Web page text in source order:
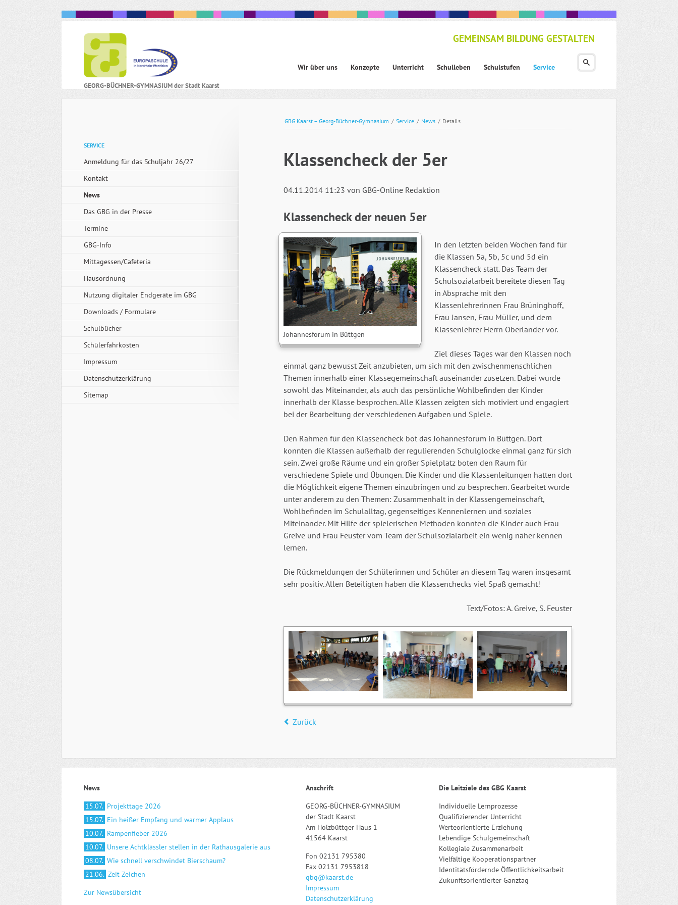
GEORG-BÜCHNER-GYMNASIUM der Stadt Kaarst
Navigation
Wir über uns Konzepte Unterricht Schulleben Schulstufen Service
Navigation
GEMEINSAM BILDUNG GESTALTEN
GBG Kaarst – Georg-Büchner-Gymnasium / Service / News / Details
Klassencheck der 5er
04.11.2014 11:23 von GBG-Online Redaktion
Klassencheck der neuen 5er
Johannesforum in Büttgen
In den letzten beiden Wochen fand für
die Klassen 5a, 5b, 5c und 5d ein
Klassencheck statt. Das Team der
Schulsozialarbeit bereitete diesen Tag
in Absprache mit den
Klassenlehrerinnen Frau Brüninghoff,
Frau Jansen, Frau Müller, und dem
Klassenlehrer Herrn Oberländer vor.
Ziel dieses Tages war den Klassen noch
einmal ganz bewusst Zeit anzubieten, um sich mit den zwischenmenschlichen
Themen innerhalb einer Klassegemeinschaft auseinander zusetzen. Dabei wurde
sowohl das Miteinander, als auch das persönliche Wohlbefinden der Kinder
innerhalb der Klasse besprochen. Alle Klassen zeigten sich motiviert und engagiert
bei der Bearbeitung der verschiedenen Aufgaben und Spiele.
Den Rahmen für den Klassencheck bot das Johannesforum in Büttgen. Dort
konnten die Klassen außerhalb der regulierenden Schulglocke einmal ganz für sich
sein. Zwei große Räume und ein großer Spielplatz boten den Raum für
verschiedene Spiele und Übungen. Die Kinder und die Klassenleitungen hatten dort
die Möglichkeit eigene Themen einzubringen und zu besprechen. Gearbeitet wurde
unter anderem zu den Themen: Zusammenhalt in der Klassengemeinschaft,
Wohlbefinden im Schulalltag, gegenseitiges Kennenlernen und soziales
Miteinander. Mit Hilfe der spielerischen Methoden konnten die Kinder auch Frau
Greive und Frau Feuster vom Team der Schulsozialarbeit ein wenig näher kennen
lernen.
Die Rückmeldungen der Schülerinnen und Schüler an diesem Tag waren insgesamt
sehr positiv. Allen Beteiligten haben die Klassenchecks viel Spaß gemacht!
Text/Fotos: A. Greive, S. Feuster
Zurück
Navigation
SERVICE
Anmeldung für das Schuljahr 26/27
Kontakt
News
Das GBG in der Presse
Termine
GBG-Info
Mittagessen/Cafeteria
Hausordnung
Nutzung digitaler Endgeräte im GBG
Downloads / Formulare
Schulbücher
Schülerfahrkosten
Impressum
Datenschutzerklärung
Sitemap
News
15.07. Projekttage 2026
15.07. Ein heißer Empfang und warmer Applaus
10.07. Rampenfieber 2026
10.07. Unsere Achtklässler stellen in der Rathausgalerie aus
08.07. Wie schnell verschwindet Bierschaum?
21.06. Zeit Zeichen
Zur Newsübersicht
Anschrift
GEORG-BÜCHNER-GYMNASIUM
der Stadt Kaarst
Am Holzbüttger Haus 1
41564 Kaarst
Fon 02131 795380
Fax 02131 7953818
gbg@kaarst.de
Impressum
Datenschutzerklärung
Die Leitziele des GBG Kaarst
Individuelle Lernprozesse
Qualifizierender Unterricht
Werteorientierte Erziehung
Lebendige Schulgemeinschaft
Kollegiale Zusammenarbeit
Vielfältige Kooperationspartner
Identitätsfördernde Öffentlichkeitsarbeit
Zukunftsorientierter Ganztag